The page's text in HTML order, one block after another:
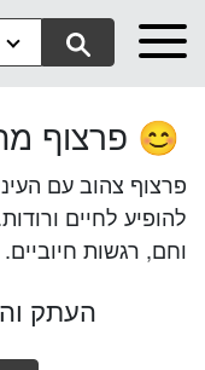
😊 פרצוף
פרצוף צהוב עם
להופיע לחיים
וחם, רגשות חיוביים.
העתק